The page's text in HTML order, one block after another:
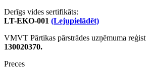
Derīgs vides sertifikāts:
LT-EKO-001 (Lejupielādēt)
VMVT Pārtikas pārstrādes uzņēmuma
130020370.
Preces